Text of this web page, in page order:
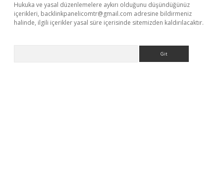
Hukuka ve yasal düzenlemelere aykırı olduğunu düşündüğünüz
içerikleri, backlinkpanelicomtr@gmail.com adresine bildirmeniz
halinde, ilgili içerikler yasal süre içerisinde sitemizden kaldırılacaktır.